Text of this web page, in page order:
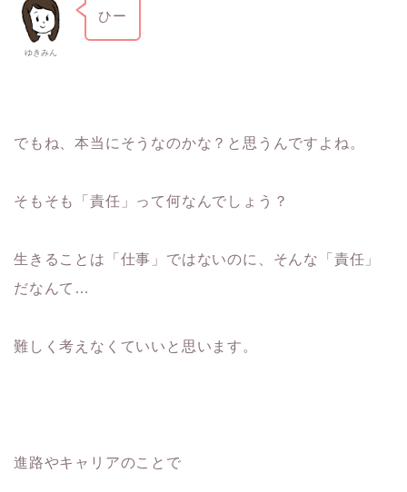
ゆきみん
ひー
でもね、本当にそうなのかな？と思うんですよね。
そもそも「責任」って何なんでしょう？
生きることは「仕事」ではないのに、そんな「責任」
だなんて…
難しく考えなくていいと思います。
進路やキャリアのことで